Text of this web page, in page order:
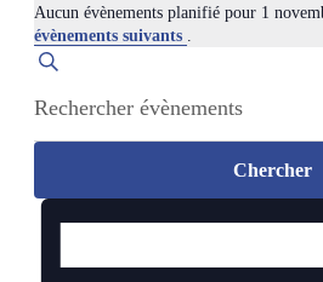
Aucun évènements planifié pour 1
évènements suivants
Recherche
et
vues
Évènements
Recherche
mot-
Rechercher
par
Chercher
Navigation
vues